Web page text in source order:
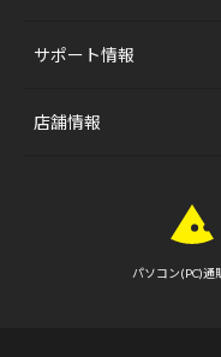
サポート情報
店舗情報
パソコン(PC)通